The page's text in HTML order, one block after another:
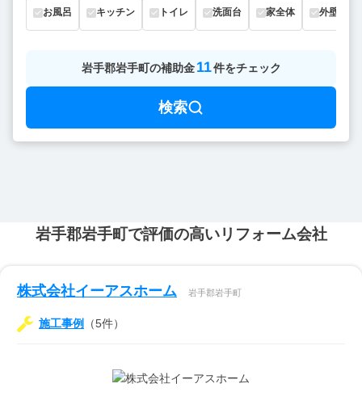
お風呂 キッチン トイレ 洗面台 家全体 外壁
岩手郡岩手町の補助金 11件をチェック
検索
岩手郡岩手町で評価の高いリフォーム会社
株式会社イーアスホーム 岩手郡岩手町
施工事例 （5件）